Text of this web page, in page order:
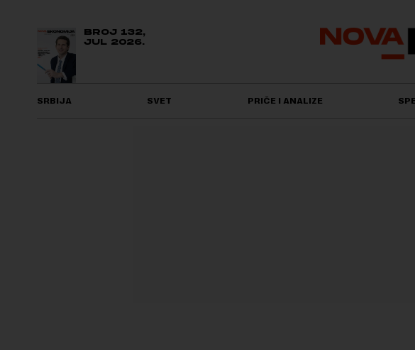
BROJ 132,
JUL 2026.
SRBIJA SVET PRIČE I ANALIZE